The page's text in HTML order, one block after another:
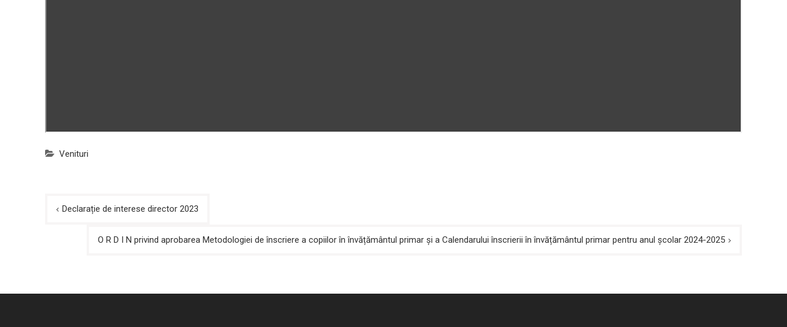
Venituri
Navigare
Declarație de interese director 2023
O R D I N privind aprobarea Metodologiei de înscriere a copiilor în învățământul primar și a Calendarului înscrierii în învățământul primar pentru anul școlar 2024-2025